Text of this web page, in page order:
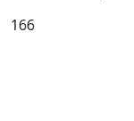
166